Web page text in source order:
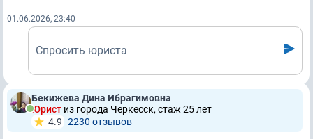
01.06.2026, 23:40
Спросить юриста
Бекижева Дина Ибрагимовна
Юрист из города Черкесск, стаж 25 лет
4.9 2230 отзывов